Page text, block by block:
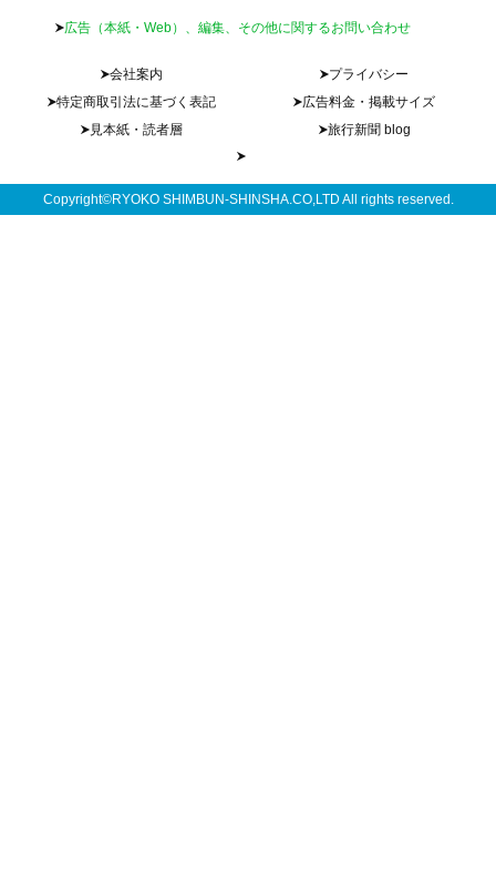
広告（本紙・Web）、編集、その他に関するお問い合わせ
会社案内
プライバシー
特定商取引法に基づく表記
広告料金・掲載サイズ
見本紙・読者層
旅行新聞 blog
Copyright©RYOKO SHIMBUN-SHINSHA.CO,LTD All rights reserved.